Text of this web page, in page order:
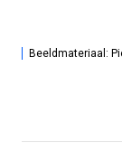
Beeldmateriaal: